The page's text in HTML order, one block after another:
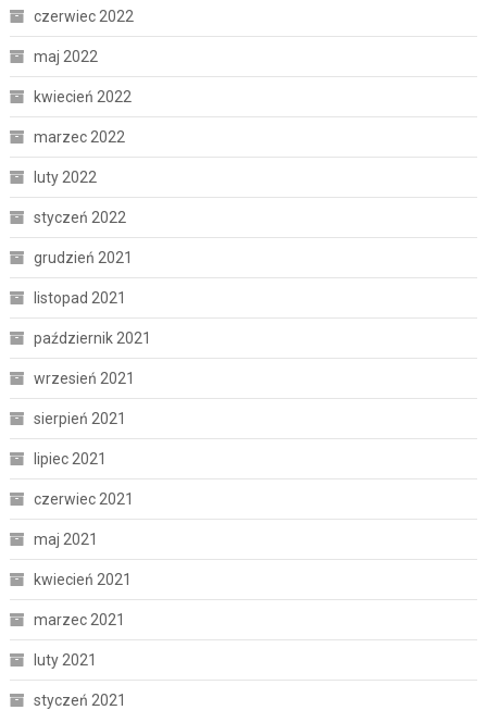
czerwiec 2022
maj 2022
kwiecień 2022
marzec 2022
luty 2022
styczeń 2022
grudzień 2021
listopad 2021
październik 2021
wrzesień 2021
sierpień 2021
lipiec 2021
czerwiec 2021
maj 2021
kwiecień 2021
marzec 2021
luty 2021
styczeń 2021